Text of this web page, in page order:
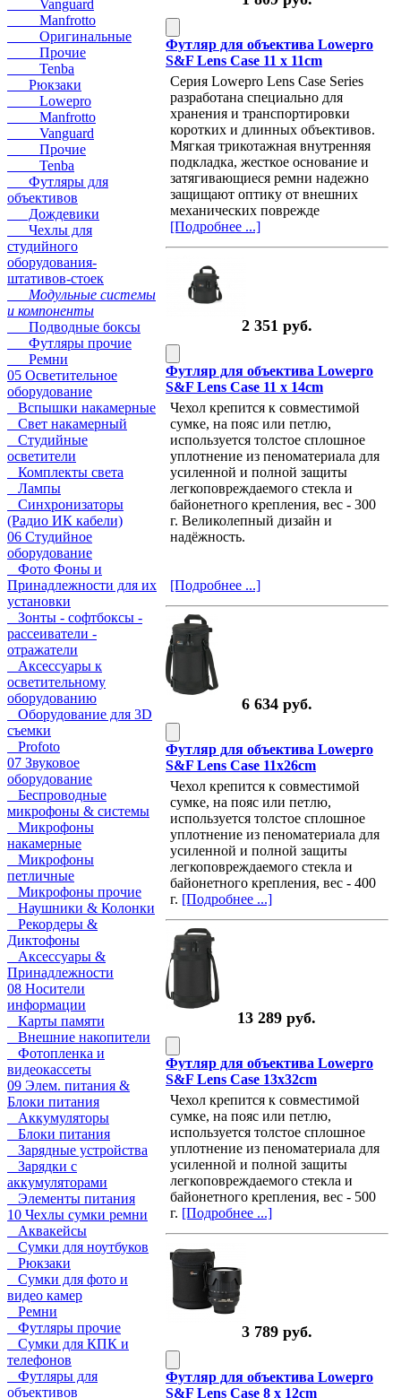
Vanguard
Manfrotto
Оригинальные
Прочие
Tenba
Рюкзаки
Lowepro
Manfrotto
Vanguard
Прочие
Tenba
Футляры для
объективов
Дождевики
Чехлы для
студийного
оборудования-
штативов-стоек
Модульные системы
и компоненты
Подводные боксы
Футляры прочие
Ремни
05 Осветительное
оборудование
Вспышки накамерные
Свет накамерный
Студийные
осветители
Комплекты света
Лампы
Синхронизаторы
(Радио ИК кабели)
06 Студийное
оборудование
Фото Фоны и
Принадлежности для их
установки
Зонты - софтбоксы -
рассеиватели -
отражатели
Аксессуары к
осветительному
оборудованию
Оборудование для 3D
съемки
Profoto
07 Звуковое
оборудование
Беспроводные
микрофоны & системы
Микрофоны
накамерные
Микрофоны
петличные
Микрофоны прочие
Наушники & Колонки
Рекордеры &
Диктофоны
Аксессуары &
Принадлежности
08 Носители
информации
Карты памяти
Внешние накопители
Фотопленка и
видеокассеты
09 Элем. питания &
Блоки питания
Аккумуляторы
Блоки питания
Зарядные устройства
Зарядки с
аккумуляторами
Элементы питания
10 Чехлы сумки ремни
Аквакейсы
Сумки для ноутбуков
Рюкзаки
Сумки для фото и
видео камер
Ремни
Футляры прочие
Сумки для КПК и
телефонов
Футляры для
объективов
Футляр для объектива Lowepro
S&F Lens Case 11 x 11cm
Серия Lowepro Lens Case Series
разработана специально для
хранения и транспортировки
коротких и длинных объективов.
Мягкая трикотажная внутренняя
подкладка, жесткое основание и
затягивающиеся ремни надежно
защищают оптику от внешних
механических поврежде
[Подробнее ...]
2 351 руб.
Футляр для объектива Lowepro
S&F Lens Case 11 x 14cm
Чехол крепится к совместимой
сумке, на пояс или петлю,
используется толстое сплошное
уплотнение из пеноматериала для
усиленной и полной защиты
легкоповреждаемого стекла и
байонетного крепления, вес - 300
г. Великолепный дизайн и
надёжность.
[Подробнее ...]
6 634 руб.
Футляр для объектива Lowepro
S&F Lens Case 11x26cm
Чехол крепится к совместимой
сумке, на пояс или петлю,
используется толстое сплошное
уплотнение из пеноматериала для
усиленной и полной защиты
легкоповреждаемого стекла и
байонетного крепления, вес - 400
г. [Подробнее ...]
13 289 руб.
Футляр для объектива Lowepro
S&F Lens Case 13x32cm
Чехол крепится к совместимой
сумке, на пояс или петлю,
используется толстое сплошное
уплотнение из пеноматериала для
усиленной и полной защиты
легкоповреждаемого стекла и
байонетного крепления, вес - 500
г. [Подробнее ...]
3 789 руб.
Футляр для объектива Lowepro
S&F Lens Case 8 x 12cm